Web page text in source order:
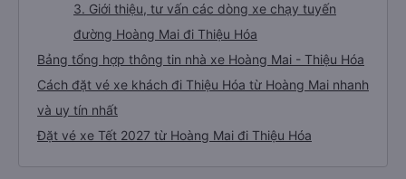
3. Giới thiệu, tư vấn các dòng xe chạy tuyến
đường Hoàng Mai đi Thiệu Hóa
Bảng tổng hợp thông tin nhà xe Hoàng Mai - Thiệu Hóa
Cách đặt vé xe khách đi Thiệu Hóa từ Hoàng Mai nhanh
và uy tín nhất
Đặt vé xe Tết 2027 từ Hoàng Mai đi Thiệu Hóa